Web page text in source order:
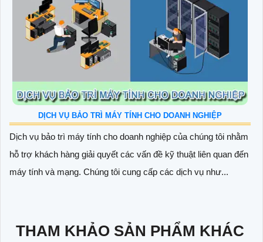
DỊCH VỤ BẢO TRÌ MÁY TÍNH CHO DOANH NGHIỆP
Dịch vụ bảo trì máy tính cho doanh nghiệp của chúng tôi nhằm
hỗ trợ khách hàng giải quyết các vấn đề kỹ thuật liên quan đến
máy tính và mạng. Chúng tôi cung cấp các dịch vụ như...
THAM KHẢO SẢN PHẨM KHÁC